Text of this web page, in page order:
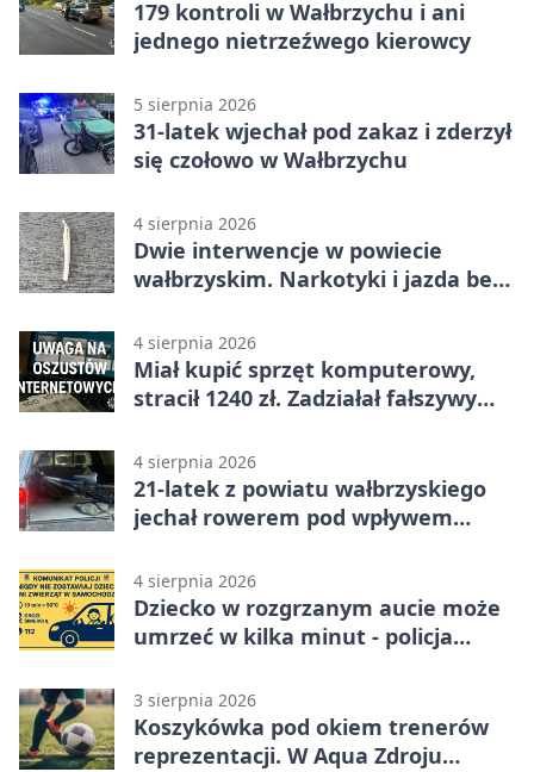
179 kontroli w Wałbrzychu i ani
jednego nietrzeźwego kierowcy
5 sierpnia 2026
31-latek wjechał pod zakaz i zderzył
się czołowo w Wałbrzychu
4 sierpnia 2026
Dwie interwencje w powiecie
wałbrzyskim. Narkotyki i jazda bez
4 sierpnia 2026
Miał kupić sprzęt komputerowy,
stracił 1240 zł. Zadziałał fałszywy
4 sierpnia 2026
21-latek z powiatu wałbrzyskiego
jechał rowerem pod wpływem
4 sierpnia 2026
Dziecko w rozgrzanym aucie może
umrzeć w kilka minut - policja
3 sierpnia 2026
Koszykówka pod okiem trenerów
reprezentacji. W Aqua Zdroju